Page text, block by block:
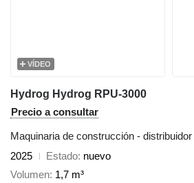
VÍDEO
Hydrog Hydrog RPU-3000
Precio a consultar
Maquinaria de construcción -
2025
Estado nuevo
Volumen 1,7 m³